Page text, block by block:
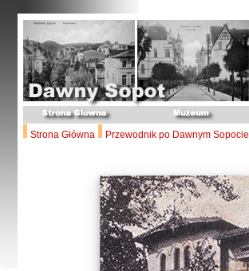
Strona Główna Przewodnik po Dawnym Sopocie